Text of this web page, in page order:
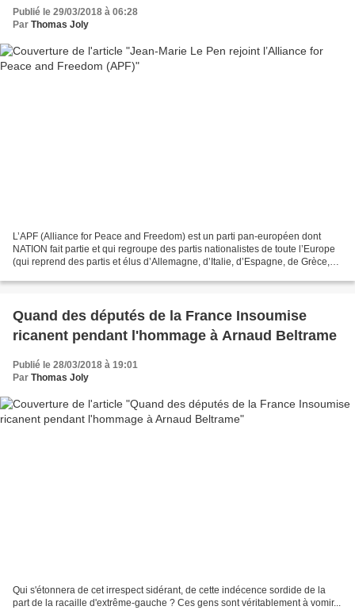
Publié le 29/03/2018 à 06:28
Par Thomas Joly
L’APF (Alliance for Peace and Freedom) est un parti pan-européen dont
NATION fait partie et qui regroupe des partis nationalistes de toute l’Europe
(qui reprend des partis et élus d’Allemagne, d’Italie, d’Espagne, de Grèce,
Quand des députés de la France Insoumise
ricanent pendant l'hommage à Arnaud Beltrame
Publié le 28/03/2018 à 19:01
Par Thomas Joly
Qui s'étonnera de cet irrespect sidérant, de cette indécence sordide de la
part de la racaille d'extrême-gauche ? Ces gens sont véritablement à vomir...